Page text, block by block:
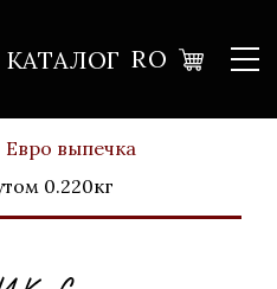
КАТАЛОГ RO
Евро выпечка
0.220кг